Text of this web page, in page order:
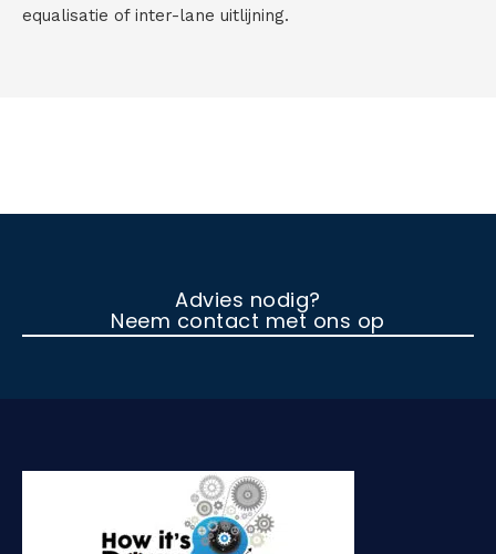
equalisatie of inter-lane uitlijning.
Advies nodig?
Neem contact met ons op